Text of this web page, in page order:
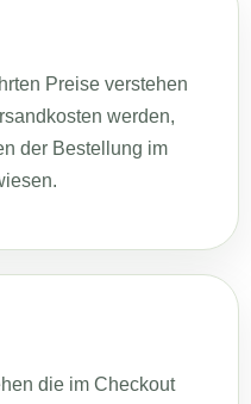
Preise verstehen
werden,
der Bestellung im
die im Checkout